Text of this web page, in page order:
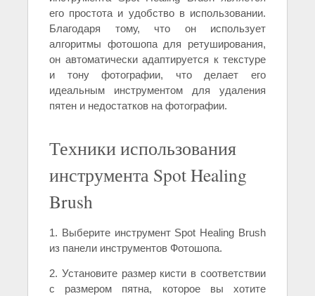
его простота и удобство в использовании.
Благодаря тому, что он использует
алгоритмы фотошопа для ретуширования,
он автоматически адаптируется к текстуре
и тону фотографии, что делает его
идеальным инструментом для удаления
пятен и недостатков на фотографии.
Техники использования
инструмента Spot Healing
Brush
1. Выберите инструмент Spot Healing Brush
из панели инструментов Фотошопа.
2. Установите размер кисти в соответствии
с размером пятна, которое вы хотите